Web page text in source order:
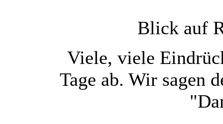
Blick auf
Viele, viele
Tage ab. Wir sagen